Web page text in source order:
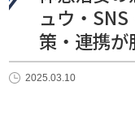
ュウ・
策・連携が
2025.03.10